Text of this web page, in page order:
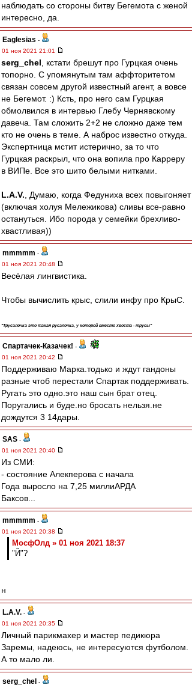
наблюдать со стороны битву Бегемота с женой
интересно, да.
Eaglesias -
01 ноя 2021 21:01
serg_chel , кстати брешут про Гурцкая очень
топорно. С упомянутым там аффторитетом
связан совсем другой известный агент, а вовсе
не Бегемот. :) Ксть, про него сам Гурцкая
обмолвился в интервью Глебу Чернявскому
давеча. Там сложить 2+2 не сложно даже тем
кто не очень в теме. А наброс известно откуда.
Экспертница мстит истерично, за то что
Гурцкая раскрыл, что она вопила про Карреру
в ВИПе. Все это шито белыми нитками.
L.А.V. , Думаю, когда Федуниха всех повыгоняет
(включая холуя Мележикова) сливы все-равно
остануться. Ибо порода у семейки брехливо-
хвастливая))
mmmmm -
01 ноя 2021 20:48
Весёлая лингвистика.
Чтобы вычислить крыс, слили инфу про КрыС.
"Трусалочка это такая русалочка, у которой вместо хвоста - трусы"
Спартачек-Казачек! -
01 ноя 2021 20:42
Поддерживаю Марка.тодько и ждут гандоны
разные чтоб перестали Спартак поддерживать.
Ругать это одно.это наш сын брат отец.
Поругались и буде.но бросать нельзя.не
дождутся 3 14дары.
SAS -
01 ноя 2021 20:40
Из СМИ:
- состояние Алекперова с начала
Года выросло на 7,25 миллиАРДА
Баксов...
mmmmm -
01 ноя 2021 20:38
МосфОлд » 01 ноя 2021 18:37
"Й"?
н
L.А.V. -
01 ноя 2021 20:35
Личный парикмахер и мастер педикюра
Заремы, надеюсь, не интересуются футболом.
А то мало ли.
serg_chel -